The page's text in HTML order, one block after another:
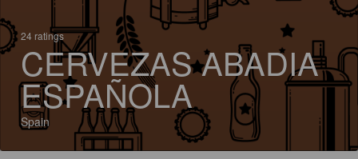
24 ratings
CERVEZAS ABADIA
ESPAÑOLA
Spain